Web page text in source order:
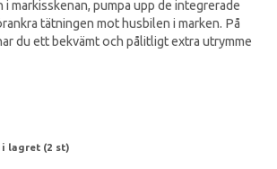
markisskenan, pumpa upp de integrerade
tätningen mot husbilen i marken. På
du ett bekvämt och pålitligt extra utrymme
i lagret (2 st)